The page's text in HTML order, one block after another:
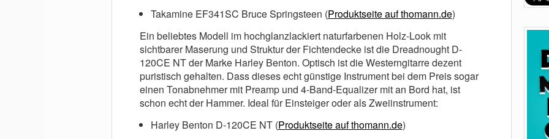
Takamine EF341SC Bruce Springsteen (Produktseite auf thomann.de)
Ein beliebtes Modell im hochglanzlackiert naturfarbenen Holz-Look mit
sichtbarer Maserung und Struktur der Fichtendecke ist die Dreadnought D-
120CE NT der Marke Harley Benton. Optisch ist die Westerngitarre dezent
puristisch gehalten. Dass dieses echt günstige Instrument bei dem Preis sogar
einen Tonabnehmer mit Preamp und 4-Band-Equalizer mit an Bord hat, ist
schon echt der Hammer. Ideal für Einsteiger oder als Zweiinstrument:
Harley Benton D-120CE NT (Produktseite auf thomann.de)